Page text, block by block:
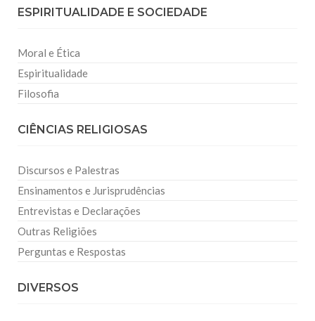
ESPIRITUALIDADE E SOCIEDADE
Moral e Ética
Espiritualidade
Filosofia
CIÊNCIAS RELIGIOSAS
Discursos e Palestras
Ensinamentos e Jurisprudências
Entrevistas e Declarações
Outras Religiões
Perguntas e Respostas
DIVERSOS